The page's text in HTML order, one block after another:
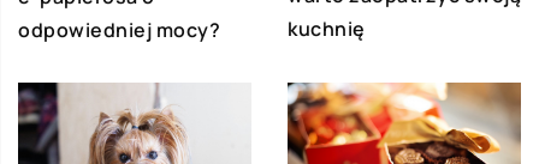
odpowiedniej mocy?
kuchnię